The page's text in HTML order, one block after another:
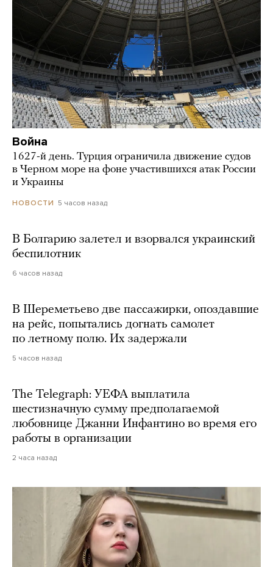
Война
1627-й день. Турция ограничила движение судов
в Черном море на фоне участившихся атак России
и Украины
НОВОСТИ 5 часов назад
В Болгарию залетел и взорвался украинский
беспилотник
6 часов назад
В Шереметьево две пассажирки, опоздавшие
на рейс, попытались догнать самолет
по летному полю. Их задержали
5 часов назад
The Telegraph: УЕФА выплатила
шестизначную сумму предполагаемой
любовнице Джанни Инфантино во время его
работы в организации
2 часа назад